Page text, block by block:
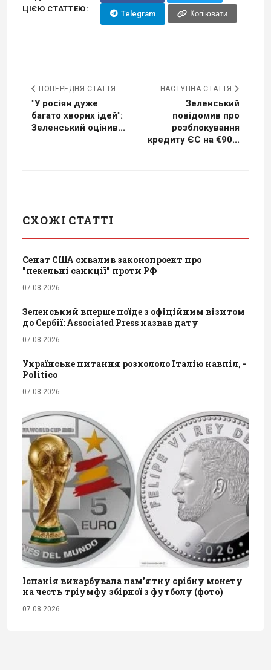
ЦІЄЮ СТАТТЕЮ:
Telegram Копіювати
ПОПЕРЕДНЯ СТАТТЯ
"У росіян дуже
багато хворих ідей":
Зеленський оцінив...
НАСТУПНА СТАТТЯ
Зеленський
повідомив про
розблокування
кредиту ЄС на €90...
СХОЖІ СТАТТІ
Сенат США схвалив законопроект про
"пекельні санкції" проти РФ
07.08.2026
Зеленський вперше поїде з офіційним візитом
до Сербії: Associated Press назвав дату
07.08.2026
Українське питання розкололо Італію навпіл, -
Politico
07.08.2026
Іспанія викарбувала пам'ятну срібну монету
на честь тріумфу збірної з футболу (фото)
07.08.2026